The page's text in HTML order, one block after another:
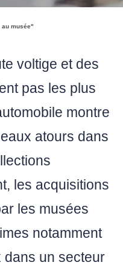
au musée"
voltige et des
pas les plus
montre
atours dans
les acquisitions
les musées
notamment
dans un secteur